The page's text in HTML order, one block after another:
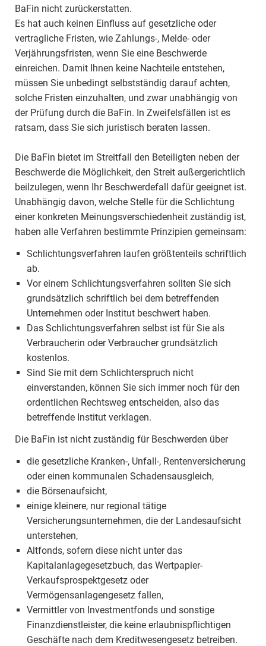
BaFin nicht zurückerstatten.
Es hat auch keinen Einfluss auf gesetzliche oder
vertragliche Fristen, wie Zahlungs-, Melde- oder
Verjährungsfristen, wenn Sie eine Beschwerde
einreichen. Damit Ihnen keine Nachteile entstehen,
müssen Sie unbedingt selbstständig darauf achten,
solche Fristen einzuhalten, und zwar unabhängig von
der Prüfung durch die BaFin. In Zweifelsfällen ist es
ratsam, dass Sie sich juristisch beraten lassen.
Die BaFin bietet im Streitfall den Beteiligten neben der
Beschwerde die Möglichkeit, den Streit außergerichtlich
beilzulegen, wenn Ihr Beschwerdefall dafür geeignet ist.
Unabhängig davon, welche Stelle für die Schlichtung
einer konkreten Meinungsverschiedenheit zuständig ist,
haben alle Verfahren bestimmte Prinzipien gemeinsam:
Schlichtungsverfahren laufen größtenteils schriftlich
ab.
Vor einem Schlichtungsverfahren sollten Sie sich
grundsätzlich schriftlich bei dem betreffenden
Unternehmen oder Institut beschwert haben.
Das Schlichtungsverfahren selbst ist für Sie als
Verbraucherin oder Verbraucher grundsätzlich
kostenlos.
Sind Sie mit dem Schlichterspruch nicht
einverstanden, können Sie sich immer noch für den
ordentlichen Rechtsweg entscheiden, also das
betreffende Institut verklagen.
Die BaFin ist nicht zuständig für Beschwerden über
die gesetzliche Kranken-, Unfall-, Rentenversicherung
oder einen kommunalen Schadensausgleich,
die Börsenaufsicht,
einige kleinere, nur regional tätige
Versicherungsunternehmen, die der Landesaufsicht
unterstehen,
Altfonds, sofern diese nicht unter das
Kapitalanlagegesetzbuch, das Wertpapier-
Verkaufsprospektgesetz oder
Vermögensanlagengesetz fallen,
Vermittler von Investmentfonds und sonstige
Finanzdienstleister, die keine erlaubnispflichtigen
Geschäfte nach dem Kreditwesengesetz betreiben.